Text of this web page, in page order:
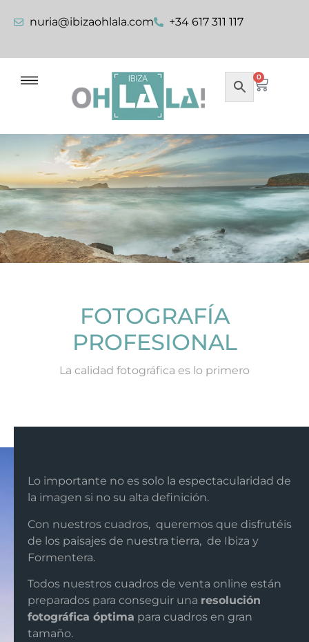
nuria@ibizaohlala.com +34 617 311 117
0
FOTOGRAFÍA
PROFESIONAL
La calidad fotográfica es lo primero
Lo importante no es solo la espectacularidad de
la imagen si no su alta definición.
Con nuestros cuadros, queremos que disfrutéis
de los paisajes de nuestra tierra, de Ibiza y
Formentera.
Todos nuestros cuadros de venta online están
preparados para conseguir una resolución
fotográfica óptima para cuadros en gran
tamaño.